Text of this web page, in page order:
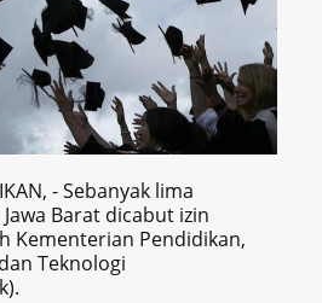
- Sebanyak lima
Barat dicabut izin
Kementerian Pendidikan,
Teknologi